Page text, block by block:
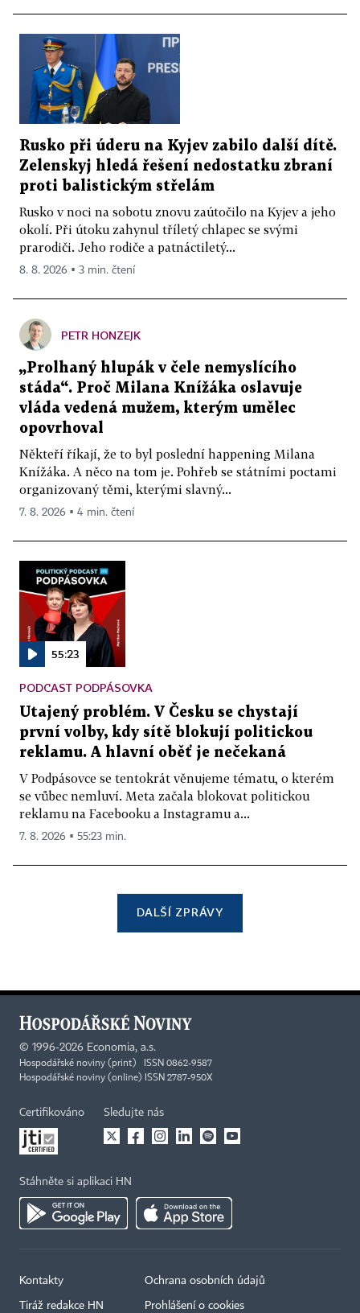
Rusko při úderu na Kyjev zabilo další dítě.
Zelenskyj hledá řešení nedostatku zbraní
proti balistickým střelám
Rusko v noci na sobotu znovu zaútočilo na Kyjev a jeho
okolí. Při útoku zahynul tříletý chlapec se svými
prarodiči. Jeho rodiče a patnáctiletý...
8. 8. 2026 ▪ 3 min. čtení
PETR HONZEJK
„Prolhaný hlupák v čele nemyslícího
stáda“. Proč Milana Knížáka oslavuje
vláda vedená mužem, kterým umělec
opovrhoval
Někteří říkají, že to byl poslední happening Milana
Knížáka. A něco na tom je. Pohřeb se státními poctami
organizovaný těmi, kterými slavný...
7. 8. 2026 ▪ 4 min. čtení
55:23
PODCAST PODPÁSOVKA
Utajený problém. V Česku se chystají
první volby, kdy sítě blokují politickou
reklamu. A hlavní oběť je nečekaná
V Podpásovce se tentokrát věnujeme tématu, o kterém
se vůbec nemluví. Meta začala blokovat politickou
reklamu na Facebooku a Instagramu a...
7. 8. 2026 ▪ 55:23 min.
DALŠÍ ZPRÁVY
© 1996-2026 Economia, a.s.
Hospodářské noviny (print) ISSN 0862-9587
Hospodářské noviny (online) ISSN 2787-950X
Certifikováno Sledujte nás
Stáhněte si aplikaci HN
Kontakty
Tiráž redakce HN
Ochrana osobních údajů
Prohlášení o cookies